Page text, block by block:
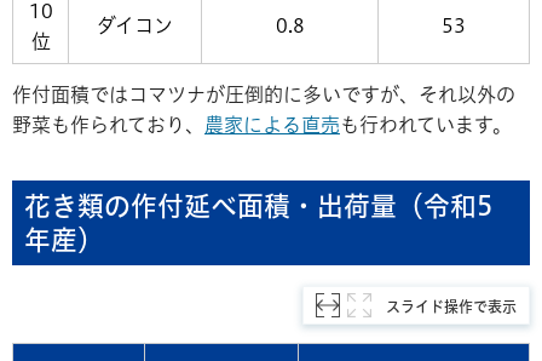
10
位
ダイコン 0.8 53
作付面積ではコマツナが圧倒的に多いですが、それ以外の
野菜も作られており、
農家による直売も行われています。
花き類の作付延べ面積・出荷量（令和5
年産）
スライド操作で表示